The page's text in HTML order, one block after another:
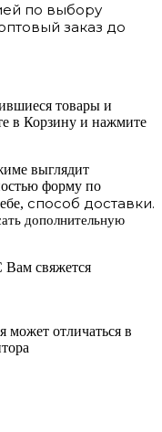
по выбору
заказ до
товары и
в Корзину и нажмите
выглядит
форму по
способ доставки.
дополнительную
свяжется
может отличаться в